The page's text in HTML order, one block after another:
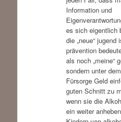
Information und
es sich eigentlich
die „neue“ jugend
prävention
als noch „meine“
sondern unter
Fürsorge Geld
guten Schnitt zu
wenn sie die
ein weiter